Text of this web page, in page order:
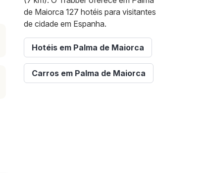
de Maiorca 127 hotéis para visitantes
de cidade em Espanha.
Hotéis em Palma de Maiorca
Carros em Palma de Maiorca